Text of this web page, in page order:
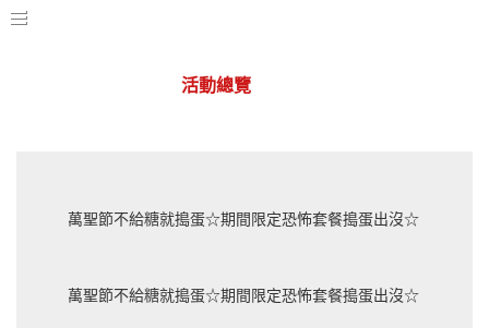
活動總覽
萬聖節不給糖就搗蛋☆期間限定恐怖套餐搗蛋出沒☆
萬聖節不給糖就搗蛋☆期間限定恐怖套餐搗蛋出沒☆